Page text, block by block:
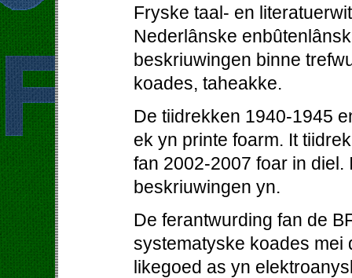
Fryske taal- en
Nederlânske
beskriuwingen binne
koades, taheakke.
De tiidrekken 1940-1945
ek yn printe foarm. It
fan 2002-2007 foar in
beskriuwingen yn.
De ferantwurding fan de
systematyske koades mei
likegoed as yn